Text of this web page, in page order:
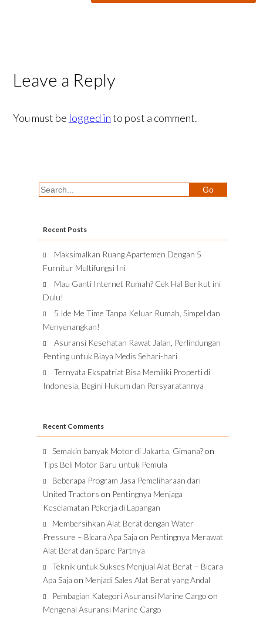
Leave a Reply
You must be logged into post a comment.
Recent Posts
Maksimalkan Ruang Apartemen Dengan 5
Furnitur Multifungsi Ini
Mau Ganti Internet Rumah? Cek Hal Berikut ini
Dulu!
5 Ide Me Time Tanpa Keluar Rumah, Simpel dan
Menyenangkan!
Asuransi Kesehatan Rawat Jalan, Perlindungan
Penting untuk Biaya Medis Sehari-hari
Ternyata Ekspatriat Bisa Memiliki Properti di
Indonesia, Begini Hukum dan Persyaratannya
Recent Comments
Semakin banyak Motor di Jakarta, Gimana?on
Tips Beli Motor Baru untuk Pemula
Beberapa Program Jasa Pemeliharaan dari
United Tractors on Pentingnya Menjaga
Keselamatan Pekerja di Lapangan
Membersihkan Alat Berat dengan Water
Pressure – Bicara Apa Saja on Pentingnya Merawat
Alat Berat dan Spare Partnya
Teknik untuk Sukses Menjual Alat Berat – Bicara
Apa Saja on Menjadi Sales Alat Berat yang Andal
Pembagian Kategori Asuransi Marine Cargo on
Mengenal Asuransi Marine Cargo